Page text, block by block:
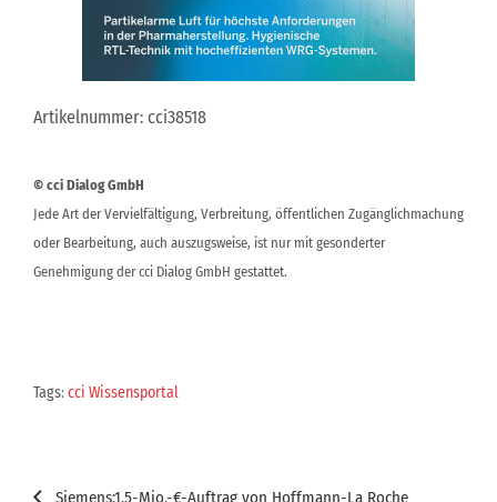
Artikelnummer: cci38518
© cci Dialog GmbH
Jede Art der Vervielfältigung, Verbreitung, öffentlichen Zugänglichmachung
oder Bearbeitung, auch auszugsweise, ist nur mit gesonderter
Genehmigung der cci Dialog GmbH gestattet.
Tags:cci Wissensportal
Beitragsnavigation
Siemens:1,5-Mio.-€-Auftrag von Hoffmann-La Roche